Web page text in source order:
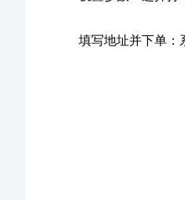
填写地址并下单：